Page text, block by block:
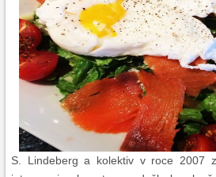
S. Lindeberg a kolektiv v roce 2007